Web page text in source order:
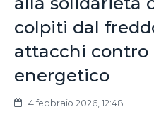
colpiti dal
attacchi contro
energetico
4 febbraio 2026, 12:48